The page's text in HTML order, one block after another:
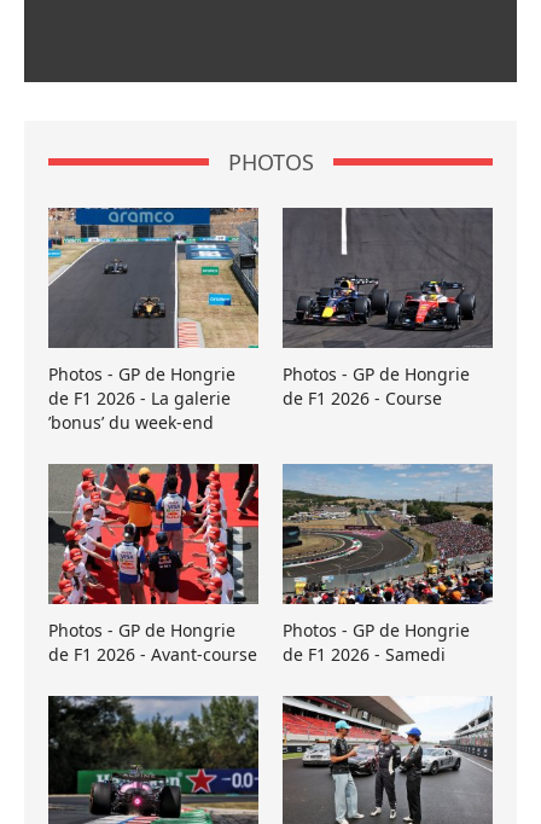
PHOTOS
Photos - GP de Hongrie
de F1 2026 - La galerie
’bonus’ du week-end
Photos - GP de Hongrie
de F1 2026 - Course
Photos - GP de Hongrie
de F1 2026 - Avant-course
Photos - GP de Hongrie
de F1 2026 - Samedi